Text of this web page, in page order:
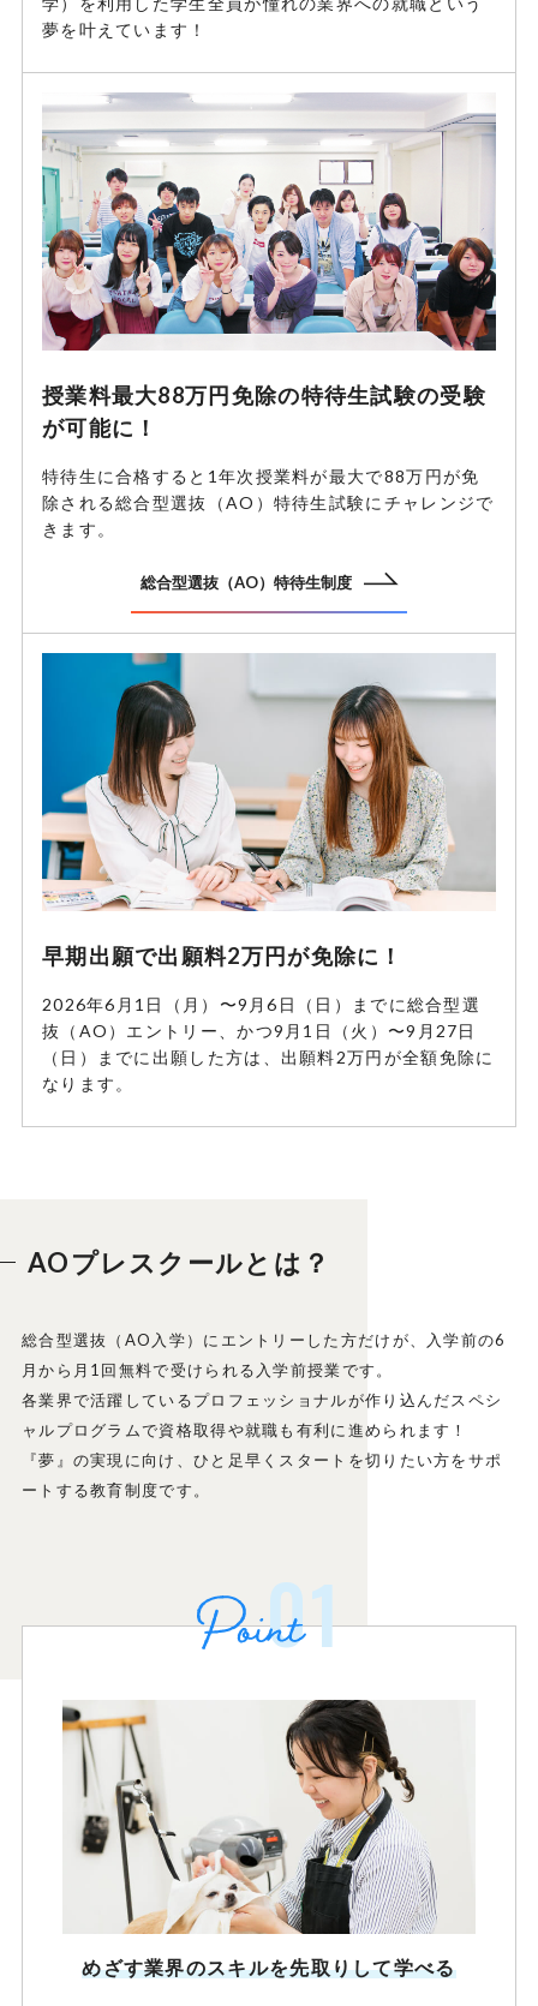
夢を叶えています！
授業料最大88万円免除の特待生試験の受験
が可能に！
特待生に合格すると1年次授業料が最大で88万円が免
除される総合型選抜（AO）特待生試験にチャレンジで
きます。
総合型選抜（AO）特待生制度
早期出願で出願料2万円が免除に！
2026年6月1日（月）〜9月6日（日）までに総合型選
抜（AO）エントリー、かつ9月1日（火）〜9月27日
（日）までに出願した方は、出願料2万円が全額免除に
なります。
AOプレスクールとは？
総合型選抜（AO入学）にエントリーした方だけが、入学前の6
月から月1回無料で受けられる入学前授業です。
各業界で活躍しているプロフェッショナルが作り込んだスペシ
ャルプログラムで資格取得や就職も有利に進められます！
『夢』の実現に向け、ひと足早くスタートを切りたい方をサポ
ートする教育制度です。
01
めざす業界のスキルを先取りして学べる